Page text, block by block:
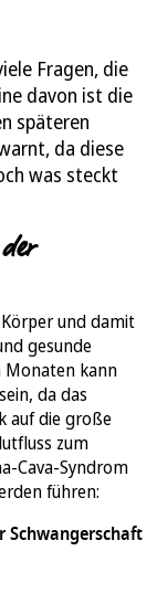
Fragen, die
davon ist die
späteren
da diese
was steckt
und damit
gesunde
Monaten kann
da das
auf die große
zum
Cava-Syndrom
führen:
Schwangerschaft